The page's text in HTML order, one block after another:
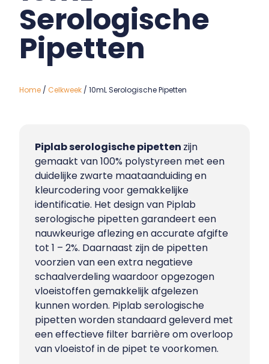
Serologische
Pipetten
Home / Celkweek / 10mL Serologische Pipetten
Piplab serologische pipetten zijn
gemaakt van 100% polystyreen met een
duidelijke zwarte maataanduiding en
kleurcodering voor gemakkelijke
identificatie. Het design van Piplab
serologische pipetten garandeert een
nauwkeurige aflezing en accurate afgifte
tot 1 – 2%. Daarnaast zijn de pipetten
voorzien van een extra negatieve
schaalverdeling waardoor opgezogen
vloeistoffen gemakkelijk afgelezen
kunnen worden. Piplab serologische
pipetten worden standaard geleverd met
een effectieve filter barrière om overloop
van vloeistof in de pipet te voorkomen.